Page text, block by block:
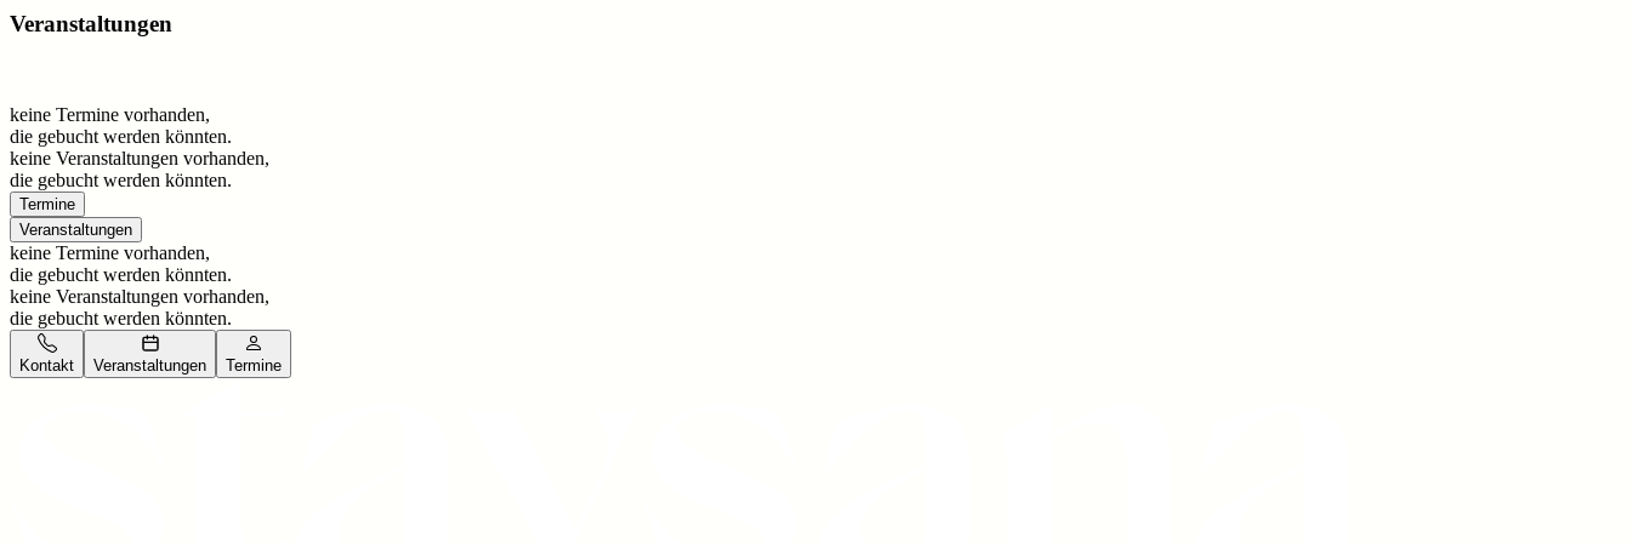
Veranstaltungen
keine Termine vorhanden,
die gebucht werden könnten.
keine Veranstaltungen vorhanden,
die gebucht werden könnten.
Termine
Veranstaltungen
keine Termine vorhanden,
die gebucht werden könnten.
keine Veranstaltungen vorhanden,
die gebucht werden könnten.
Kontakt Veranstaltungen Termine